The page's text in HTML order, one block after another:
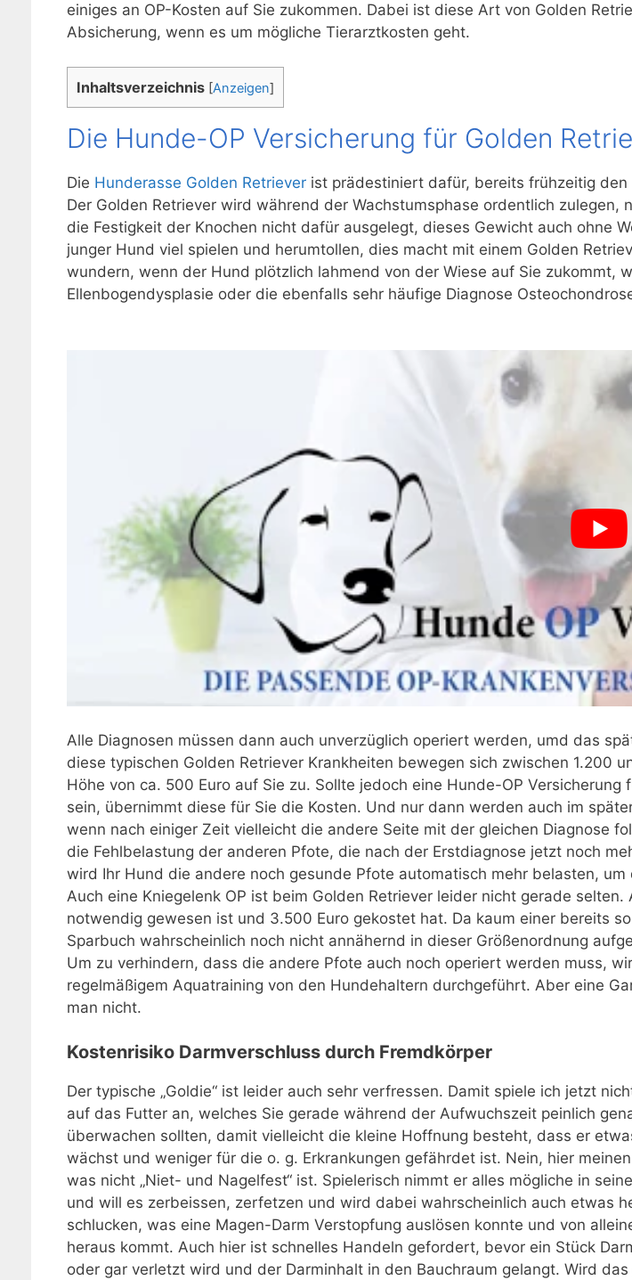
einiges an OP-Kosten auf Sie zukommen. Dabei ist diese Art von Golden
Absicherung, wenn es um mögliche Tierarztkosten geht.
Inhaltsverzeichnis [Anzeigen]
Die Hunde-OP Versicherung für Golden
Die Hunderasse Golden Retrieverist prädestiniert dafür, bereits frühzeitig den
Der Golden Retriever wird während der Wachstumsphase ordentlich
die Festigkeit der Knochen nicht dafür ausgelegt, dieses Gewicht auch ohne
junger Hund viel spielen und herumtollen, dies macht mit einem Golden
wundern, wenn der Hund plötzlich lahmend von der Wiese auf Sie zukommt,
Ellenbogendysplasie oder die ebenfalls sehr häufige Diagnose
Alle Diagnosen müssen dann auch unverzüglich operiert werden, umd das
diese typischen Golden Retriever Krankheiten bewegen sich zwischen 1.200
Höhe von ca. 500 Euro auf Sie zu. Sollte jedoch eine Hunde-OP
sein, übernimmt diese für Sie die Kosten. Und nur dann werden auch im
wenn nach einiger Zeit vielleicht die andere Seite mit der gleichen Diagnose
die Fehlbelastung der anderen Pfote, die nach der Erstdiagnose jetzt noch
wird Ihr Hund die andere noch gesunde Pfote automatisch mehr belasten, um
Auch eine Kniegelenk OP ist beim Golden Retriever leider nicht gerade
notwendig gewesen ist und 3.500 Euro gekostet hat. Da kaum einer bereits
Sparbuch wahrscheinlich noch nicht annähernd in dieser Größenordnung
Um zu verhindern, dass die andere Pfote auch noch operiert werden muss,
regelmäßigem Aquatraining von den Hundehaltern durchgeführt. Aber eine
man nicht.
Kostenrisiko Darmverschluss durch Fremdkörper
Der typische „Goldie“ ist leider auch sehr verfressen. Damit spiele ich jetzt
auf das Futter an, welches Sie gerade während der Aufwuchszeit peinlich
überwachen sollten, damit vielleicht die kleine Hoffnung besteht, dass er
wächst und weniger für die o. g. Erkrankungen gefährdet ist. Nein, hier
was nicht „Niet- und Nagelfest“ ist. Spielerisch nimmt er alles mögliche in
und will es zerbeissen, zerfetzen und wird dabei wahrscheinlich auch etwas
schlucken, was eine Magen-Darm Verstopfung auslösen konnte und von
heraus kommt. Auch hier ist schnelles Handeln gefordert, bevor ein Stück
oder gar verletzt wird und der Darminhalt in den Bauchraum gelangt. Wird das